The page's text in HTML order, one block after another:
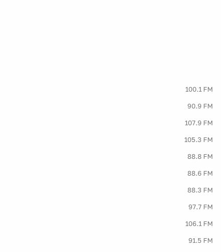
100.1 FM
90.9 FM
107.9 FM
105.3 FM
88.8 FM
88.6 FM
88.3 FM
97.7 FM
106.1 FM
91.5 FM